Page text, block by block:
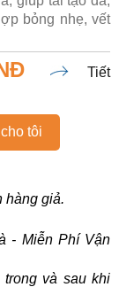
bỏng nhẹ, vết
Tiết
tôi
hàng giả.
- Miễn Phí Vận
và sau khi